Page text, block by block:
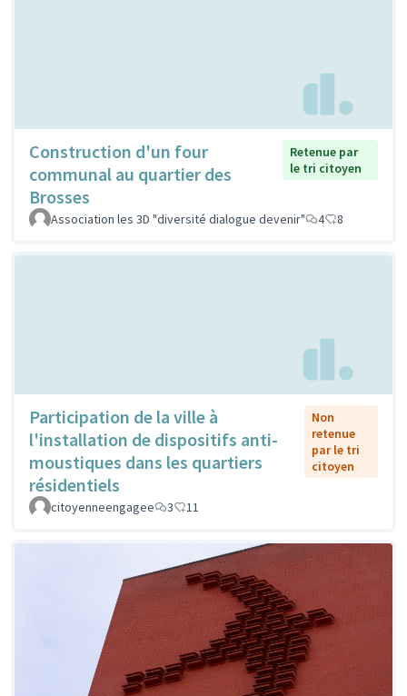
Construction d'un four
communal au quartier des
Brosses
Retenue par
le tri citoyen
Association les 3D "diversité dialogue devenir" 4 8
Participation de la ville à
l'installation de dispositifs anti-
moustiques dans les quartiers
résidentiels
Non
retenue
par le tri
citoyen
citoyenneengagee 3 11